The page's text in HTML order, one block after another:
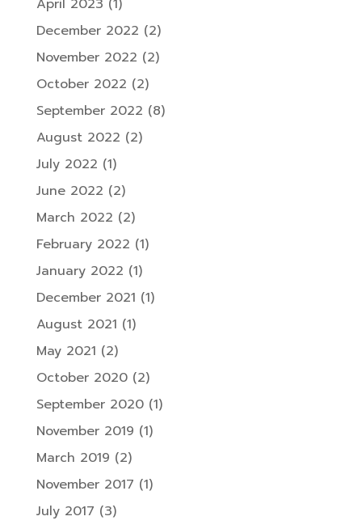
April 2023 (1)
December 2022 (2)
November 2022 (2)
October 2022 (2)
September 2022 (8)
August 2022 (2)
July 2022 (1)
June 2022 (2)
March 2022 (2)
February 2022 (1)
January 2022 (1)
December 2021 (1)
August 2021 (1)
May 2021 (2)
October 2020(2)
September 2020(1)
November 2019 (1)
March 2019 (2)
November 2017 (1)
July 2017 (3)